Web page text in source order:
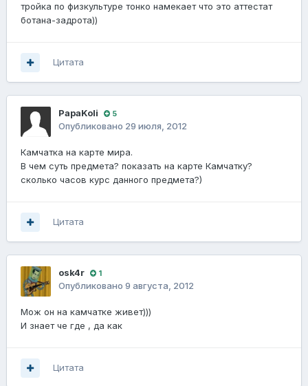
тройка по физкультуре тонко намекает что это аттестат
ботана-задрота))
Цитата
PapaKoli 5
Опубликовано 29 июля, 2012
Камчатка на карте мира.
В чем суть предмета? показать на карте Камчатку?
сколько часов курс данного предмета?)
Цитата
osk4r 1
Опубликовано 9 августа, 2012
Мож он на камчатке живет)))
И знает че где , да как
Цитата